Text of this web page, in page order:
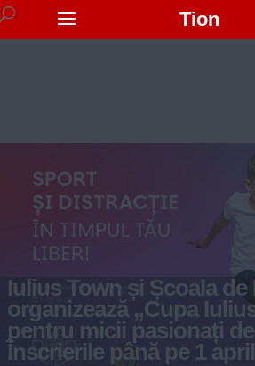
Tion
Iulius Town și Școala de
organizează „Cupa
pentru micii pasionați
Înscrierile până pe 1